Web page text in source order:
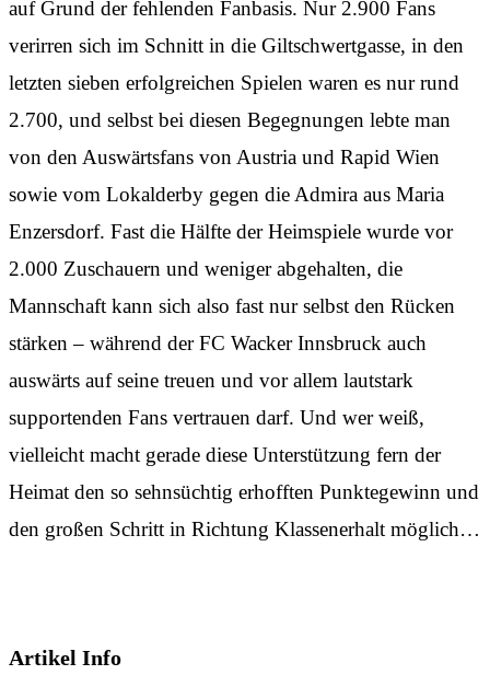
auf Grund der fehlenden Fanbasis. Nur 2.900 Fans
verirren sich im Schnitt in die Giltschwertgasse, in den
letzten sieben erfolgreichen Spielen waren es nur rund
2.700, und selbst bei diesen Begegnungen lebte man
von den Auswärtsfans von Austria und Rapid Wien
sowie vom Lokalderby gegen die Admira aus Maria
Enzersdorf. Fast die Hälfte der Heimspiele wurde vor
2.000 Zuschauern und weniger abgehalten, die
Mannschaft kann sich also fast nur selbst den Rücken
stärken – während der FC Wacker Innsbruck auch
auswärts auf seine treuen und vor allem lautstark
supportenden Fans vertrauen darf. Und wer weiß,
vielleicht macht gerade diese Unterstützung fern der
Heimat den so sehnsüchtig erhofften Punktegewinn und
den großen Schritt in Richtung Klassenerhalt möglich…
Artikel Info